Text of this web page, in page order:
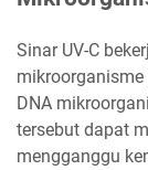
Sinar UV-C
mikroorganisme
DNA
tersebut dapat
mengganggu